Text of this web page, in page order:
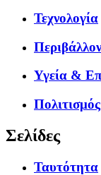
Τεχνολογία
Υγεία &
Πολιτισμός
Σελίδες
Ταυτότητα